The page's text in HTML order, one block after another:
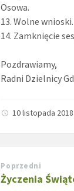
Osowa.
13. Wolne wnioski.
14. Zamknięcie
Pozdrawiamy,
Radni Dzielnicy
10 listopada
Poprzedni
Życzenia